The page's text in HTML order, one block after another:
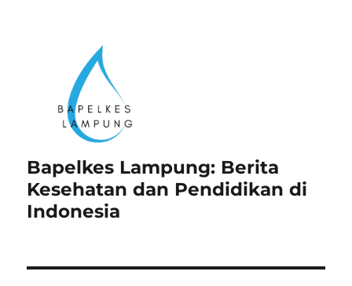
Bapelkes Lampung: Berita
Kesehatan dan Pendidikan di
Indonesia